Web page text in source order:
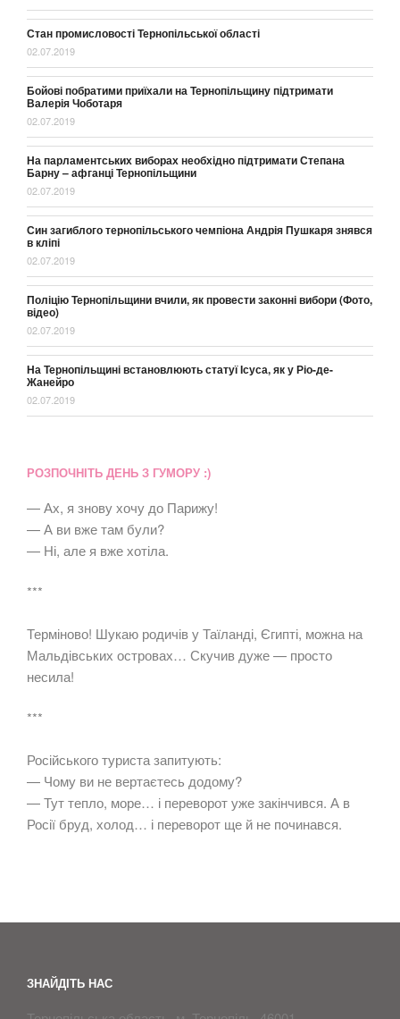
Стан промисловості Тернопільської області
02.07.2019
Бойові побратими приїхали на Тернопільщину підтримати
Валерія Чоботаря
02.07.2019
На парламентських виборах необхідно підтримати Степана
Барну – афганці Тернопільщини
02.07.2019
Син загиблого тернопільського чемпіона Андрія Пушкаря знявся
в кліпі
02.07.2019
Поліцію Тернопільщини вчили, як провести законні вибори (Фото,
відео)
02.07.2019
На Тернопільщині встановлюють статуї Ісуса, як у Ріо-де-
Жанейро
02.07.2019
РОЗПОЧНІТЬ ДЕНЬ З ГУМОРУ :)
— Ах, я знову хочу до Парижу!
— А ви вже там були?
— Ні, але я вже хотіла.
***
Терміново! Шукаю родичів у Таїланді, Єгипті, можна на
Мальдівських островах… Скучив дуже — просто
несила!
***
Російського туриста запитують:
— Чому ви не вертаєтесь додому?
— Тут тепло, море… і переворот уже закінчився. А в
Росії бруд, холод… і переворот ще й не починався.
ЗНАЙДІТЬ НАС